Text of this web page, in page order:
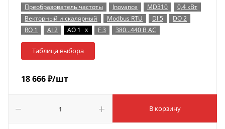
Преобразователь частоты Inovance MD310
0,4 кВт
Векторный и скалярный
Modbus RTU DI 5
DO 2
RO 1
AI 2 AO 1 x F 3 380…440 В AC
Таблица выбора
18 666₽/шт
В корзину